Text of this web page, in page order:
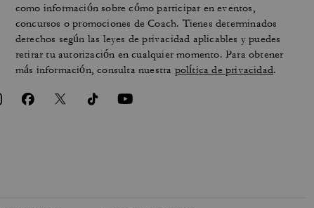
como información sobre cómo participar en eventos,
concursos o promociones de Coach. Tienes determinados
derechos según las leyes de privacidad aplicables y puedes
retirar tu autorización en cualquier momento. Para obtener
más información, consulta nuestra política de privacidad.